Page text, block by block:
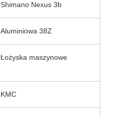
Shimano Nexus 3b
Aluminiowa 38Z
Łożyska maszynowe
KMC